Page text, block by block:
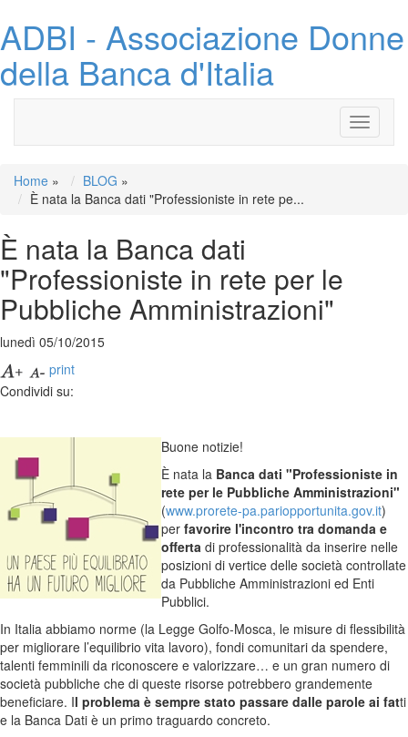
ADBI - Associazione Donne
della Banca d'Italia
Toggle
Home » BLOG »
È nata la Banca dati "Professioniste in rete pe...
È nata la Banca dati
"Professioniste in rete per le
Pubbliche Amministrazioni"
lunedì 05/10/2015
print
Condividi su:
Buone notizie!
È nata la Banca dati "Professioniste in
rete per le Pubbliche Amministrazioni"
(www.prorete-pa.pariopportunita.gov.it)
per favorire l'incontro tra domanda e
offerta di professionalità da inserire nelle
posizioni di vertice delle società controllate
da Pubbliche Amministrazioni ed Enti
Pubblici.
In Italia abbiamo norme (la Legge Golfo-Mosca, le misure di flessibilità
per migliorare l’equilibrio vita lavoro), fondi comunitari da spendere,
talenti femminili da riconoscere e valorizzare… e un gran numero di
società pubbliche che di queste risorse potrebbero grandemente
beneficiare. Il problema è sempre stato passare dalle parole ai fatti
e la Banca Dati è un primo traguardo concreto.